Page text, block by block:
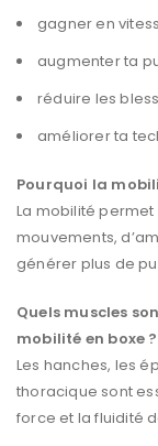
gagner en
augmenter ta
réduire les
améliorer ta
Pourquoi la
La mobilité permet
mouvements,
générer plus de
Quels muscles
mobilité en boxe ?
Les hanches, les
thoracique sont
force et la fluidité